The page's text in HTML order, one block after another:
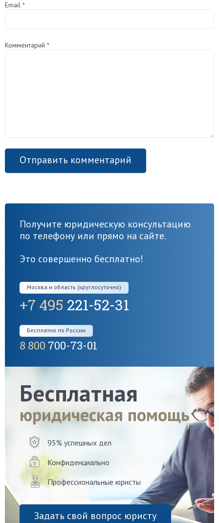
Email *
Комментарий *
Получите юридическую консультацию
по телефону или прямо на сайте.
Это совершенно бесплатно!
Москва и область (круглосуточно)
+7 495 221-52-31
Бесплатно по России
8 800 700-73-01
Бесплатная
юридическая помощь
95% успешных дел
Конфиденциально
Профессиональные юристы
Задать свой вопрос юристу